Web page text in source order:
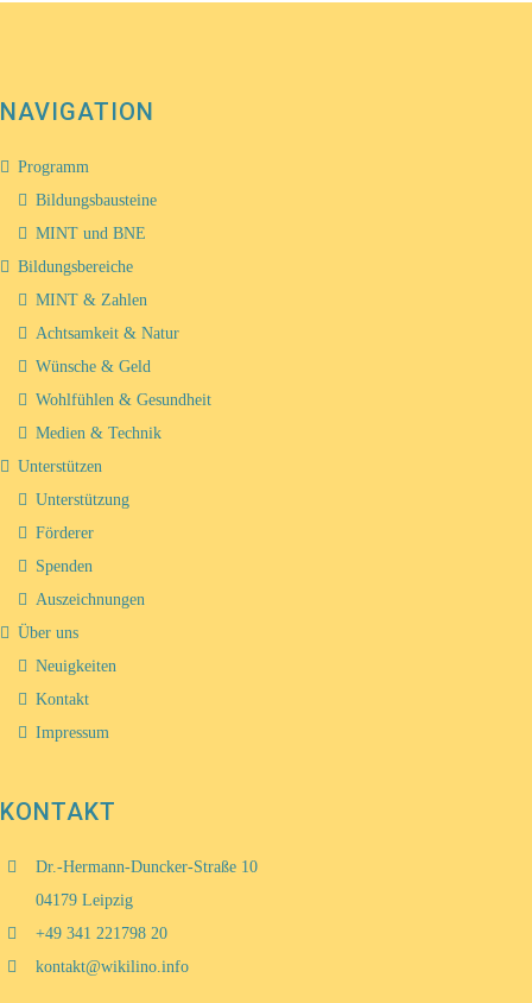
NAVIGATION
Programm
Bildungsbausteine
MINT und BNE
Bildungsbereiche
MINT & Zahlen
Achtsamkeit & Natur
Wünsche & Geld
Wohlfühlen & Gesundheit
Medien & Technik
Unterstützen
Unterstützung
Förderer
Spenden
Auszeichnungen
Über uns
Neuigkeiten
Kontakt
Impressum
KONTAKT
Dr.-Hermann-Duncker-Straße 10
04179 Leipzig
+49 341 221798 20
kontakt@wikilino.info